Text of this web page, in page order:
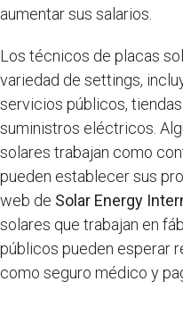
aumentar sus salarios.
Los técnicos de placas
variedad de settings,
servicios públicos,
suministros eléctricos.
solares trabajan como
pueden establecer sus
web de Solar Energy
solares que trabajan en
públicos pueden esperar
como seguro médico y